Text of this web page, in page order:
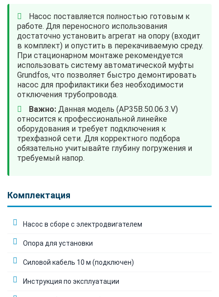
Насос поставляется полностью готовым к
работе. Для переносного использования
достаточно установить агрегат на опору (входит
в комплект) и опустить в перекачиваемую среду.
При стационарном монтаже рекомендуется
использовать систему автоматической муфты
Grundfos, что позволяет быстро демонтировать
насос для профилактики без необходимости
отключения трубопровода.
Важно: Данная модель (AP35B.50.06.3.V)
относится к профессиональной линейке
оборудования и требует подключения к
трехфазной сети. Для корректного подбора
обязательно учитывайте глубину погружения и
требуемый напор.
Комплектация
Насос в сборе с электродвигателем
Опора для установки
Силовой кабель 10 м (подключен)
Инструкция по эксплуатации